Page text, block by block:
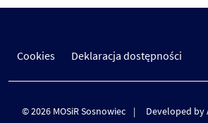
Cookies Deklaracja dostępności
© 2026 MOSiR Sosnowiec Developed by